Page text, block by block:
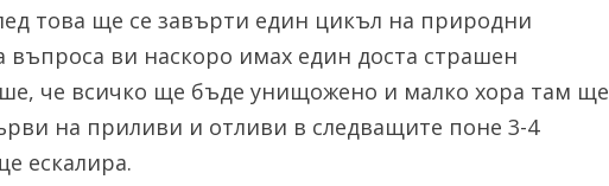
това ще се завърти един цикъл на природни
ви наскоро имах един доста страшен
че всичко ще бъде унищожено и малко хора там ще
на приливи и отливи в следващите поне 3-4
ескалира.